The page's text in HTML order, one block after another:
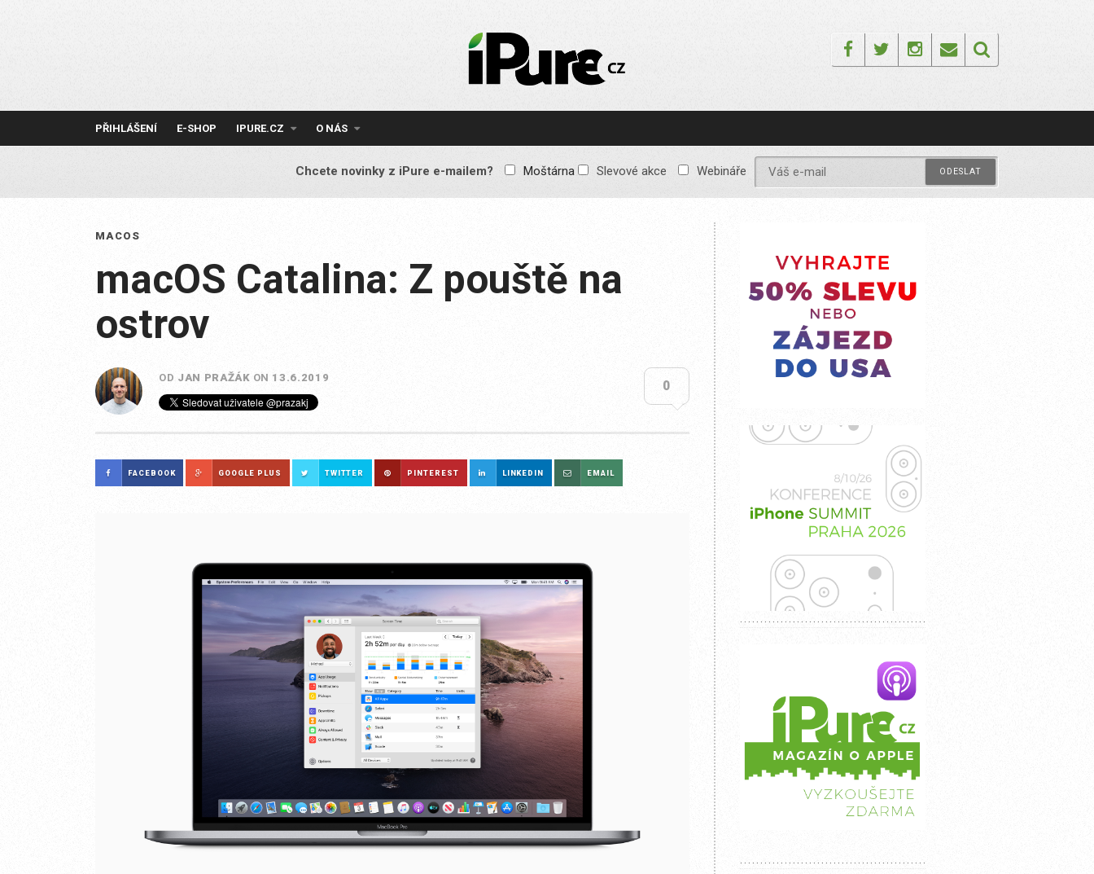
IPURE.CZ
Prémiový Apple e-
reklamy, žádné
obsah pro všechny
FacebookTwitterInstagram
Email
PŘIHLÁŠENÍ E-SHOP IPURE.CZ O NÁS
Chcete novinky z iPure e-mailem? Moštárna Slevové akce Webináře
MACOS
macOS Catalina: Z pouště na
ostrov
OD JAN PRAŽÁK ON 13.6.2019
0
FACEBOOK GOOGLE PLUS TWITTER PINTEREST LINKEDIN EMAIL